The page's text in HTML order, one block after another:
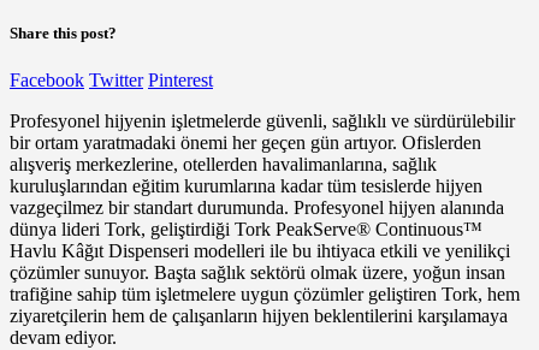
Share this post?
Facebook Twitter Pinterest
Profesyonel hijyenin işletmelerde güvenli, sağlıklı ve sürdürülebilir
bir ortam yaratmadaki önemi her geçen gün artıyor. Ofislerden
alışveriş merkezlerine, otellerden havalimanlarına, sağlık
kuruluşlarından eğitim kurumlarına kadar tüm tesislerde hijyen
vazgeçilmez bir standart durumunda. Profesyonel hijyen alanında
dünya lideri Tork, geliştirdiği Tork PeakServe® Continuous™
Havlu Kâğıt Dispenseri modelleri ile bu ihtiyaca etkili ve yenilikçi
çözümler sunuyor. Başta sağlık sektörü olmak üzere, yoğun insan
trafiğine sahip tüm işletmelere uygun çözümler geliştiren Tork, hem
ziyaretçilerin hem de çalışanların hijyen beklentilerini karşılamaya
devam ediyor.